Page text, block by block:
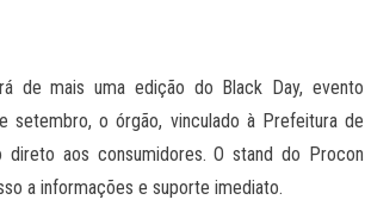
de mais uma edição do Black Day, evento
setembro, o órgão, vinculado à Prefeitura de
aos consumidores. O stand do Procon
a informações e suporte imediato.